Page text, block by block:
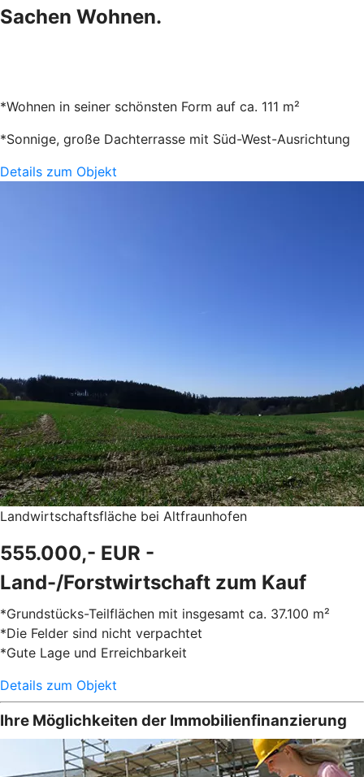
Sachen Wohnen.
*Wohnen in seiner schönsten Form auf ca. 111 m²
*Sonnige, große Dachterrasse mit Süd-West-Ausrichtung
Details zum Objekt
Landwirtschaftsfläche bei Altfraunhofen
555.000,- EUR -
Land-/Forstwirtschaft zum Kauf
*Grundstücks-Teilflächen mit insgesamt ca. 37.100 m²
*Die Felder sind nicht verpachtet
*Gute Lage und Erreichbarkeit
Details zum Objekt
Ihre Möglichkeiten der Immobilienfinanzierung